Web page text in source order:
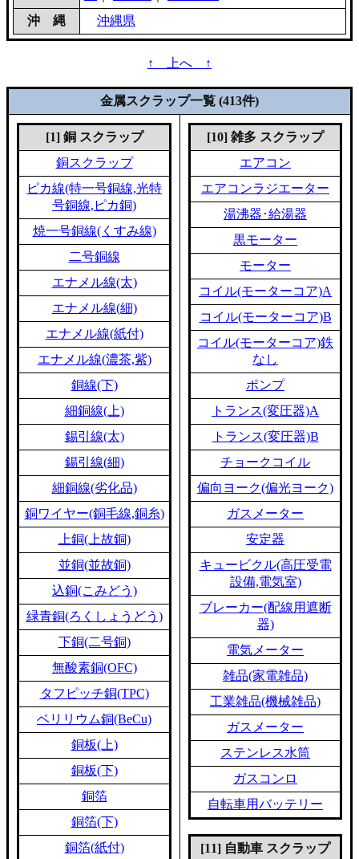
沖 縄
沖縄県
↑ 上へ ↑
金属スクラップ一覧 (413件)
[1] 銅 スクラップ
銅スクラップ
ピカ線(特一号銅線,光特
号銅線,ピカ銅)
焼一号銅線(くすみ線)
二号銅線
エナメル線(太)
エナメル線(細)
エナメル線(紙付)
エナメル線(濃茶,紫)
銅線(下)
細銅線(上)
錫引線(太)
錫引線(細)
細銅線(劣化品)
銅ワイヤー(銅毛線,銅糸)
上銅(上故銅)
並銅(並故銅)
込銅(こみどう)
緑青銅(ろくしょうどう)
下銅(二号銅)
無酸素銅(OFC)
タフピッチ銅(TPC)
ベリリウム銅(BeCu)
銅板(上)
銅板(下)
銅箔
銅箔(下)
銅箔(紙付)
[10] 雑多 スクラップ
エアコン
エアコンラジエーター
湯沸器･給湯器
黒モーター
モーター
コイル(モーターコア)A
コイル(モーターコア)B
コイル(モーターコア)鉄
なし
ポンプ
トランス(変圧器)A
トランス(変圧器)B
チョークコイル
偏向ヨーク(偏光ヨーク)
ガスメーター
安定器
キュービクル(高圧受電
設備,電気室)
ブレーカー(配線用遮断
器)
電気メーター
雑品(家電雑品)
工業雑品(機械雑品)
ガスメーター
ステンレス水筒
ガスコンロ
自転車用バッテリー
[11] 自動車 スクラップ